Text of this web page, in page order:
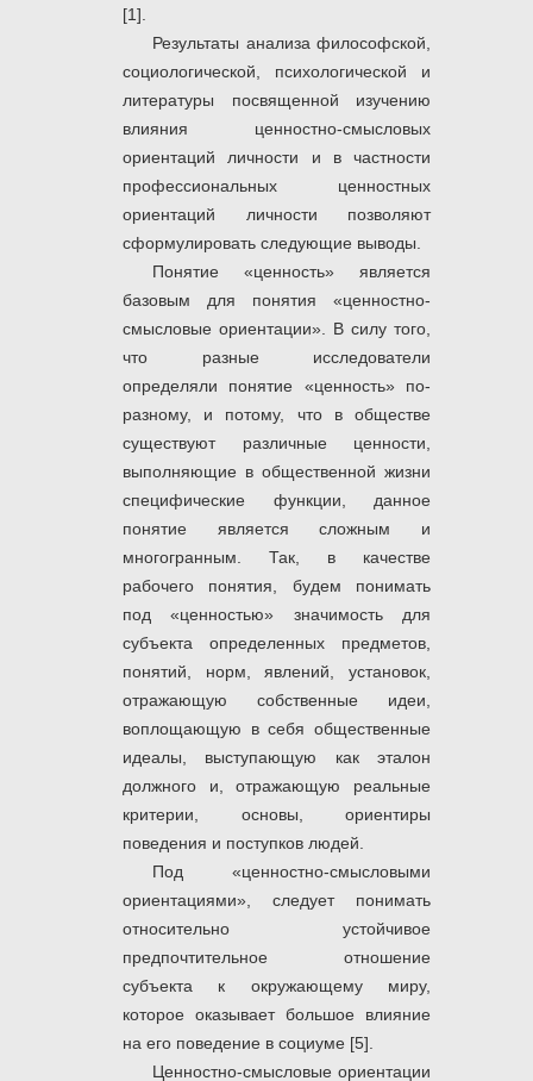
[1].
Результаты анализа философской,
социологической, психологической и
литературы посвященной изучению
влияния ценностно-смысловых
ориентаций личности и в частности
профессиональных ценностных
ориентаций личности позволяют
сформулировать следующие выводы.
Понятие «ценность» является
базовым для понятия «ценностно-
смысловые ориентации». В силу того,
что разные исследователи
определяли понятие «ценность» по-
разному, и потому, что в обществе
существуют различные ценности,
выполняющие в общественной жизни
специфические функции, данное
понятие является сложным и
многогранным. Так, в качестве
рабочего понятия, будем понимать
под «ценностью» значимость для
субъекта определенных предметов,
понятий, норм, явлений, установок,
отражающую собственные идеи,
воплощающую в себя общественные
идеалы, выступающую как эталон
должного и, отражающую реальные
критерии, основы, ориентиры
поведения и поступков людей.
Под «ценностно-смысловыми
ориентациями», следует понимать
относительно устойчивое
предпочтительное отношение
субъекта к окружающему миру,
которое оказывает большое влияние
на его поведение в социуме [5].
Ценностно-смысловые ориентации